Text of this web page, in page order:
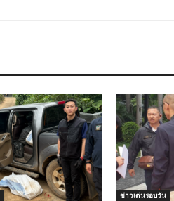
ข่าวเด่นรอบวัน